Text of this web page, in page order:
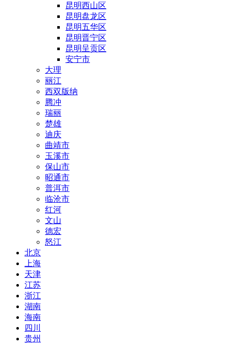
昆明西山区
昆明盘龙区
昆明五华区
昆明晋宁区
昆明呈贡区
安宁市
大理
丽江
西双版纳
腾冲
瑞丽
楚雄
迪庆
曲靖市
玉溪市
保山市
昭通市
普洱市
临沧市
红河
文山
德宏
怒江
北京
上海
天津
江苏
浙江
湖南
海南
四川
贵州